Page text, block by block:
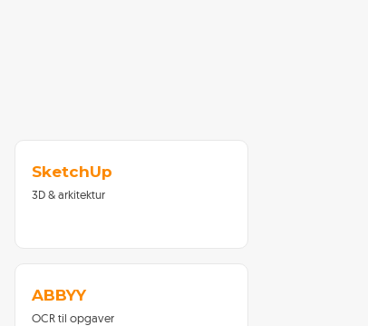
SketchUp
3D & arkitektur
ABBYY
OCR til opgaver